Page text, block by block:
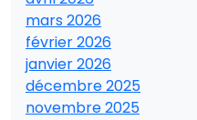
mars 2026
février 2026
janvier 2026
décembre 2025
novembre 2025